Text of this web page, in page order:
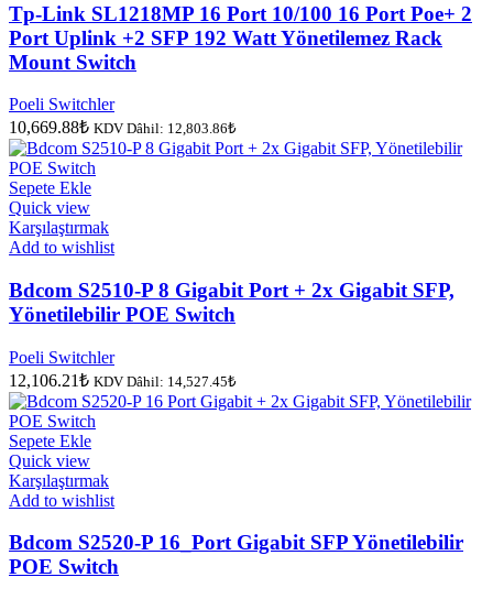
Tp-Link SL1218MP 16 Port 10/100 16 Port Poe+ 2
Port Uplink +2 SFP 192 Watt Yönetilemez Rack
Mount Switch
Poeli Switchler
10,669.88₺ KDV Dâhil: 12,803.86₺
Sepete Ekle
Quick view
Karşılaştırmak
Add to wishlist
Bdcom S2510-P 8 Gigabit Port + 2x Gigabit SFP,
Yönetilebilir POE Switch
Poeli Switchler
12,106.21₺ KDV Dâhil: 14,527.45₺
Sepete Ekle
Quick view
Karşılaştırmak
Add to wishlist
Bdcom S2520-P 16_Port Gigabit SFP Yönetilebilir
POE Switch